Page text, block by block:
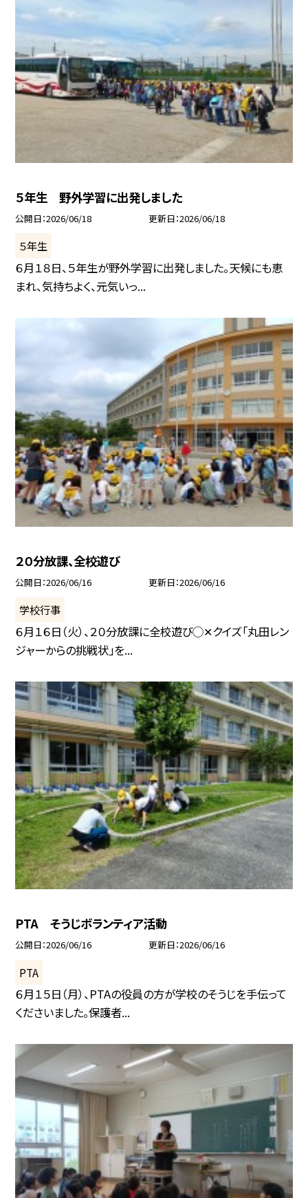
５年生 野外学習に出発しました
公開日 2026/06/18 更新日 2026/06/18
５年生
６月１８日、５年生が野外学習に出発しました。天候にも恵
まれ、気持ちよく、元気いっ...
２０分放課、全校遊び
公開日 2026/06/16 更新日 2026/06/16
学校行事
６月１６日（火）、２０分放課に全校遊び◯✕クイズ「丸田レン
ジャーからの挑戦状」を...
PTA そうじボランティア活動
公開日 2026/06/16 更新日 2026/06/16
PTA
６月１５日（月）、PTAの役員の方が学校のそうじを手伝って
くださいました。保護者...